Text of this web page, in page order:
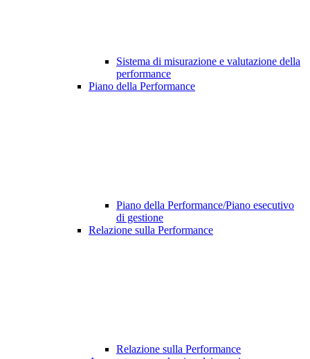
Sistema di misurazione e valutazione della
performance
Piano della Performance
Piano della Performance/Piano esecutivo
di gestione
Relazione sulla Performance
Relazione sulla Performance